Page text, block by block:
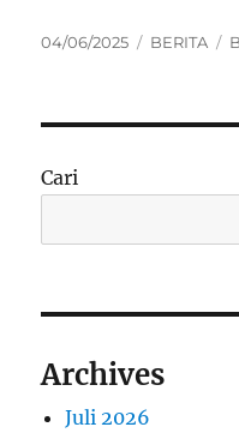
Posted
04/06/2025 Categories
BERITA
Cari
Archives
Juli 2026